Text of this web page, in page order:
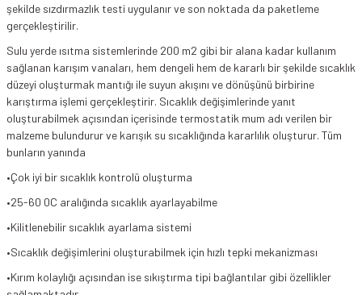
şekilde sızdırmazlık testi uygulanır ve son noktada da paketleme
gerçekleştirilir.
Sulu yerde ısıtma sistemlerinde 200 m2 gibi bir alana kadar kullanım
sağlanan karışım vanaları, hem dengeli hem de kararlı bir şekilde sıcaklık
düzeyi oluşturmak mantığı ile suyun akışını ve dönüşünü birbirine
karıştırma işlemi gerçekleştirir. Sıcaklık değişimlerinde yanıt
oluşturabilmek açısından içerisinde termostatik mum adı verilen bir
malzeme bulundurur ve karışık su sıcaklığında kararlılık oluşturur. Tüm
bunların yanında
•Çok iyi bir sıcaklık kontrolü oluşturma
•25-60 0C aralığında sıcaklık ayarlayabilme
•Kilitlenebilir sıcaklık ayarlama sistemi
•Sıcaklık değişimlerini oluşturabilmek için hızlı tepki mekanizması
•Kırım kolaylığı açısından ise sıkıştırma tipi bağlantılar gibi özellikler